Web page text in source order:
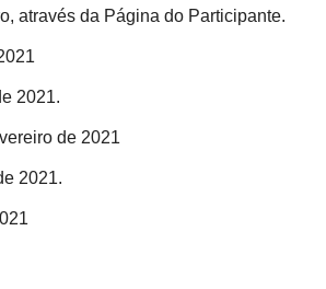
através da Página do Participante.
2021.
de 2021
2021.